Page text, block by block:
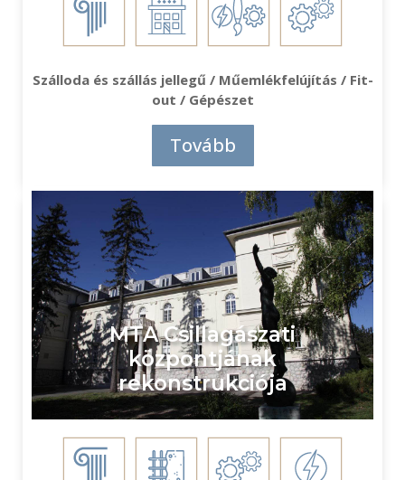
Szálloda és szállás jellegű / Műemlékfelújítás / Fit-
out / Gépészet
Tovább
MTA Csillagászati
központjának
rekonstrukciója